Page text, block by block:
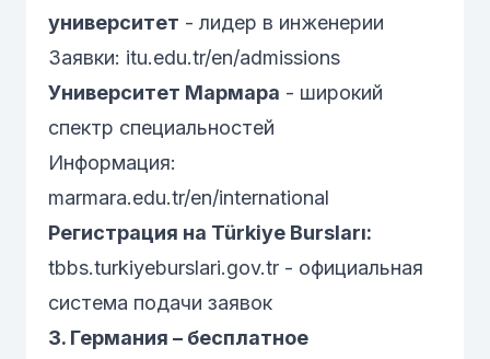
университет - лидер в инженерии
Заявки: itu.edu.tr/en/admissions
Университет Мармара - широкий
спектр специальностей
Информация:
marmara.edu.tr/en/international
Регистрация на Türkiye Bursları:
tbbs.turkiyeburslari.gov.tr - официальная
система подачи заявок
3. Германия – бесплатное